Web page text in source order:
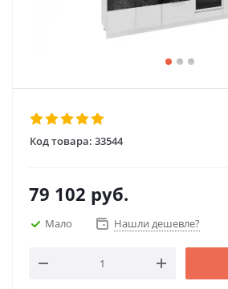
Код товара: 33544
79 102 руб.
Мало Нашли дешевле?